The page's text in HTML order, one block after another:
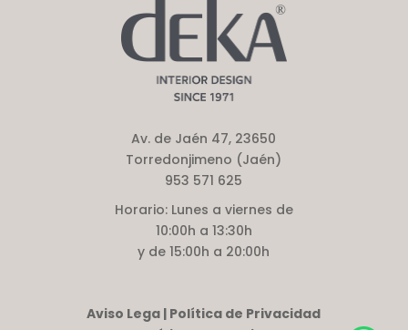
Av. de Jaén 47, 23650
Torredonjimeno (Jaén)
953 571 625
Horario:Lunes a viernes de
10:00h a 13:30h
y de 15:00h a 20:00h
Aviso Lega | Política de Privacidad